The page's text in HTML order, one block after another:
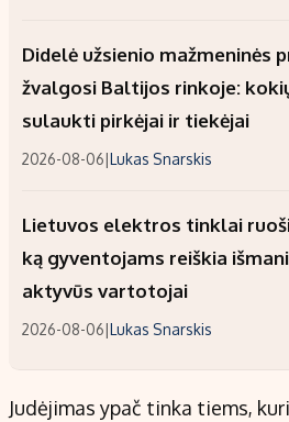
Didelė užsienio mažmeninės
žvalgosi Baltijos rinkoje:
sulaukti pirkėjai ir tiekėjai
2026-08-06|Lukas Snarskis
Lietuvos elektros tinklai
ką gyventojams reiškia
aktyvūs vartotojai
2026-08-06|Lukas Snarskis
Judėjimas ypač tinka tiems,